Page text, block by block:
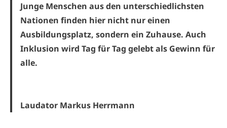
Junge Menschen aus den unterschiedlichsten
Nationen finden hier nicht nur einen
Ausbildungsplatz, sondern ein Zuhause. Auch
Inklusion wird Tag für Tag gelebt als Gewinn für
alle.
Laudator Markus Herrmann